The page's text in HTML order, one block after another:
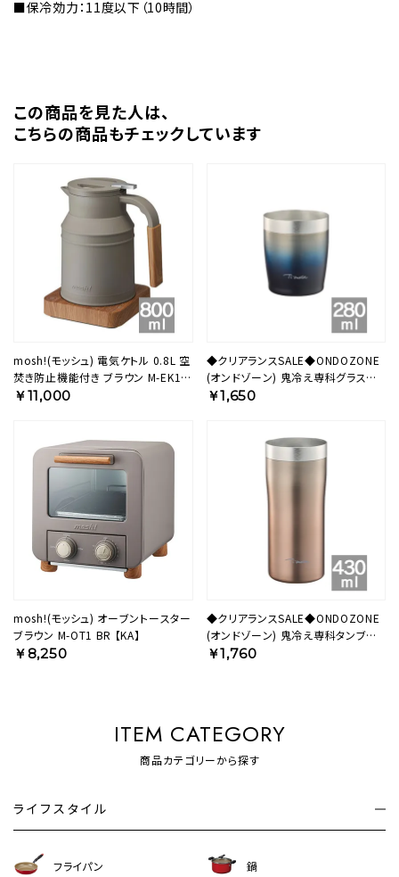
■保冷効力：11度以下（10時間）
この商品を⾒た⼈は、
こちらの商品もチェックしています
mosh!(モッシュ) 電気ケトル 0.8L 空
焚き防止機能付き ブラウン M-EK1
BR 【KA】
￥11,000
◆クリアランスSALE◆ONDOZONE
(オンドゾーン) 鬼冷え専科グラス
280ml ネイビー
￥1,650
mosh!(モッシュ) オーブントースター
ブラウン M-OT1 BR 【KA】
￥8,250
◆クリアランスSALE◆ONDOZONE
(オンドゾーン) 鬼冷え専科タンブラ
ー 430ml ピンク
￥1,760
ITEM CATEGORY
商品カテゴリーから探す
ライフスタイル
フライパン 鍋